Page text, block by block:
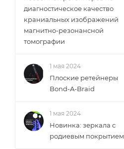
диагностическое качество
краниальных изображений
магнитно-резонансной
томографии
1 мая 2024
Плоские ретейнеры
Bond-A-Braid
1 мая 2024
Новинка: зеркала с
родиевым покрытием